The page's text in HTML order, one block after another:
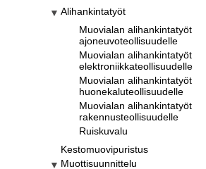
Alihankintatyöt
Muovialan alihankintatyöt
ajoneuvoteollisuudelle
Muovialan alihankintatyöt
elektroniikkateollisuudelle
Muovialan alihankintatyöt
huonekaluteollisuudelle
Muovialan alihankintatyöt
rakennusteollisuudelle
Ruiskuvalu
Kestomuovipuristus
Muottisuunnittelu